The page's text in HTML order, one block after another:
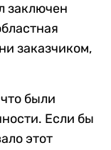
заключен
заказчиком,
были
Если бы
этот